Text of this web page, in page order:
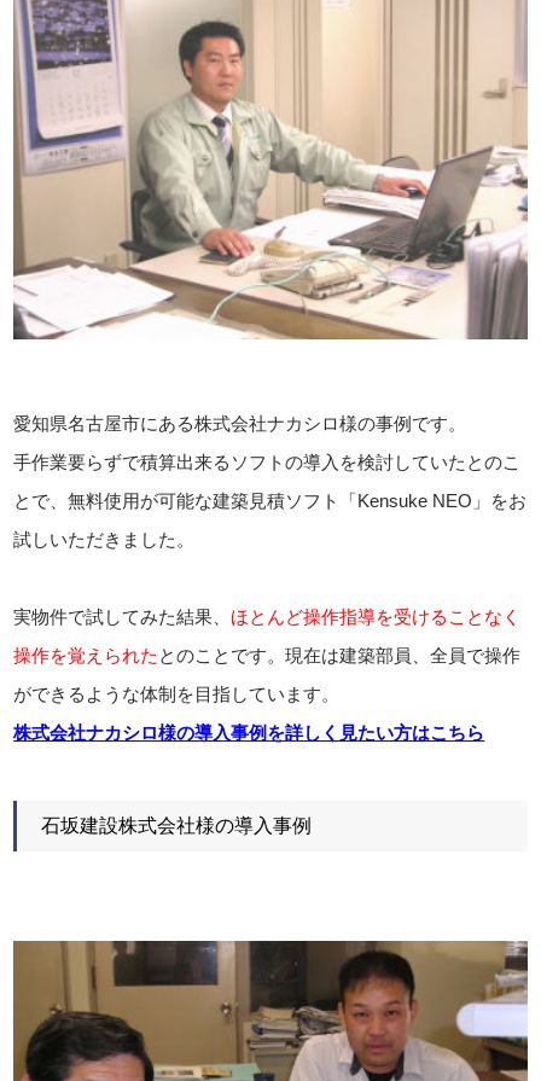
愛知県名古屋市にある株式会社ナカシロ様の事例です。
手作業要らずで積算出来るソフトの導入を検討していたとのこ
とで、無料使用が可能な建築見積ソフト「Kensuke NEO」をお
試しいただきました。
実物件で試してみた結果、ほとんど操作指導を受けることなく
操作を覚えられた とのことです。現在は建築部員、全員で操作
ができるような体制を目指しています。
株式会社ナカシロ様の導入事例を詳しく見たい方はこちら
石坂建設株式会社様の導入事例